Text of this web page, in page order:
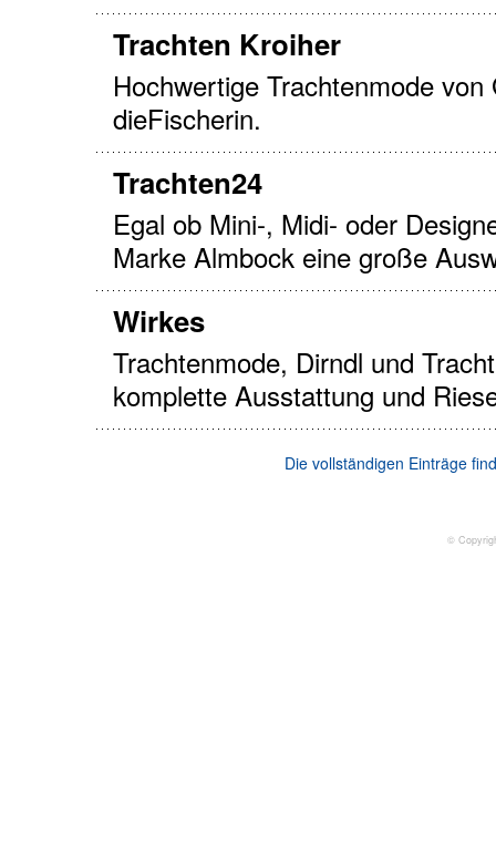
Trachten Kroiher
Hochwertige Trachtenmode
dieFischerin.
Trachten24
Egal ob Mini-, Midi- oder
Marke Almbock eine große
Wirkes
Trachtenmode, Dirndl und
komplette Ausstattung und
Die vollständigen Einträge
©